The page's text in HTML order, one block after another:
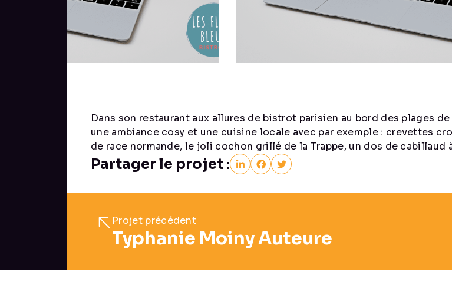
Dans son restaurant aux allures de bistrot parisien au bord des plages
une ambiance cosy et une cuisine locale avec par exemple : crevettes
de race normande, le joli cochon grillé de la Trappe, un dos de cabillaud
Partager le projet :
Projet précédent
Typhanie Moiny Auteure